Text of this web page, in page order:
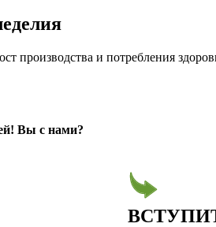
производства и потребления
Вы с нами?